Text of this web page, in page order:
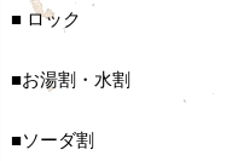
■ ロック
■お湯割・水割
■ソーダ割